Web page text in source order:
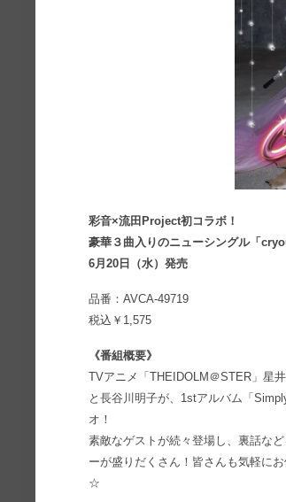
彩音×流田Project初コラボ！
豪華３曲入りのニューシングル「
6月20日（水）発売
品番：AVCA-49719
税込￥1,575
《番組概要》
TVアニメ「THEIDOLM＠STER」星
と長谷川明子が、1stアルバム「
オ！
素敵なゲストが続々登場し、裏話な
ーが盛りだくさん！皆さんも気軽に
☆